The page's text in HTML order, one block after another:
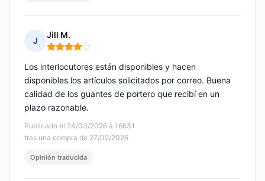
J
Jill M.
Nota: 4 de 5
Publicado el 24/03/2026 à 16h31
tras una compra de 27/02/2026
Los interlocutores están disponibles y hacen
disponibles los artículos solicitados por correo. Buena
calidad de los guantes de portero que recibí en un
plazo razonable.
Opinión traducida